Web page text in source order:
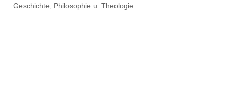
Geschichte, Philosophie u. Theologie